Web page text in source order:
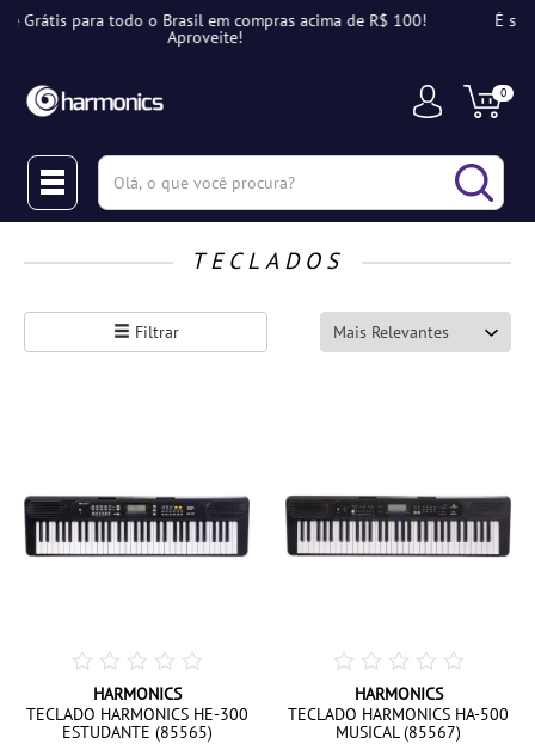
de R$ 100! É sua primeira compra? Aproveite 10% OFF
0
(pesquisar)
TECLADOS
Filtrar
HARMONICS
TECLADO HARMONICS HE-300
ESTUDANTE (85565)
HARMONICS
TECLADO HARMONICS HA-500
MUSICAL (85567)